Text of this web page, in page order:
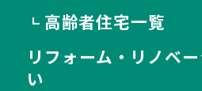
┗ 高齢者住宅一覧
リフォーム・リノベ
い